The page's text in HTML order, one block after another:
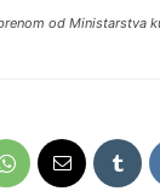
od Ministarstva